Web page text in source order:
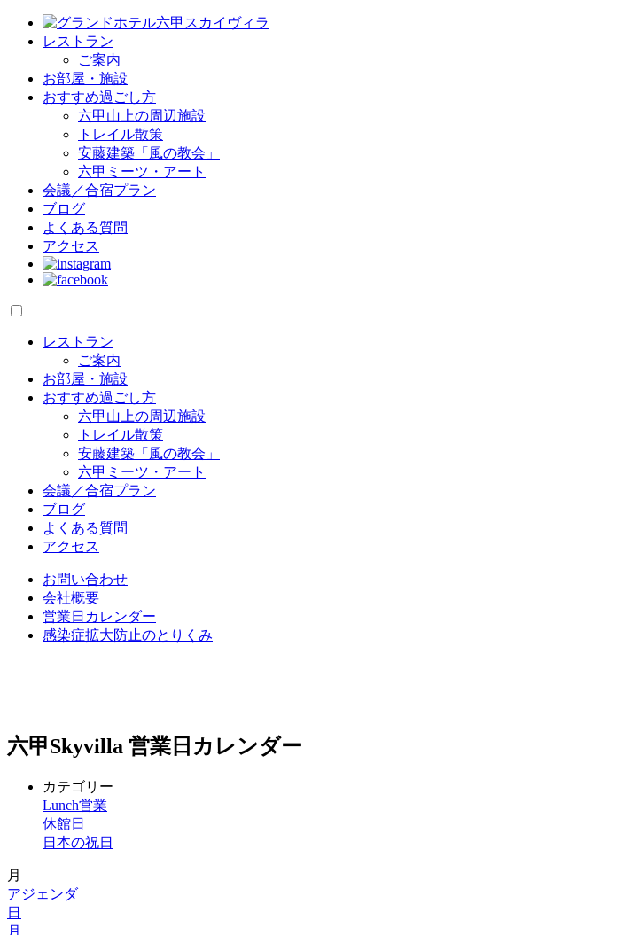
レストラン
ご案内
お部屋・施設
おすすめ過ごし方
六甲山上の周辺施設
トレイル散策
安藤建築「風の教会」
六甲ミーツ・アート
会議／合宿プラン
ブログ
よくある質問
アクセス
レストラン
ご案内
お部屋・施設
おすすめ過ごし方
六甲山上の周辺施設
トレイル散策
安藤建築「風の教会」
六甲ミーツ・アート
会議／合宿プラン
ブログ
よくある質問
アクセス
お問い合わせ
会社概要
営業日カレンダー
感染症拡大防止のとりくみ
六甲Skyvilla 営業日カレンダー
カテゴリー
Lunch営業
休館日
日本の祝日
月
アジェンダ
日
月